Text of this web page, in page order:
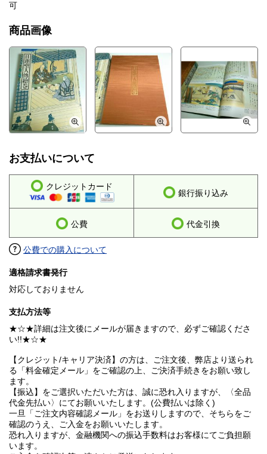
可
商品画像
お支払いについて
クレジットカード
銀行振り込み
公費 代金引換
公費での購入について
適格請求書発行
対応しておりません
支払方法等
★☆★詳細は注文後にメールが届きますので、必ずご確認くださ
い!!★☆★
【クレジット/キャリア決済】の方は、ご注文後、弊店より送られ
る「料金確定メール」をご確認の上、ご決済手続きをお願い致し
ます。
【振込】をご選択いただいた方は、誠に恐れ入りますが、〈全品
代金先払い〉にてお願いいたします。(公費払いは除く)
一旦「ご注文内容確認メール」をお送りしますので、そちらをご
確認のうえ、ご入金をお願いいたします。
恐れ入りますが、金融機関への振込手数料はお客様にてご負担願
います。